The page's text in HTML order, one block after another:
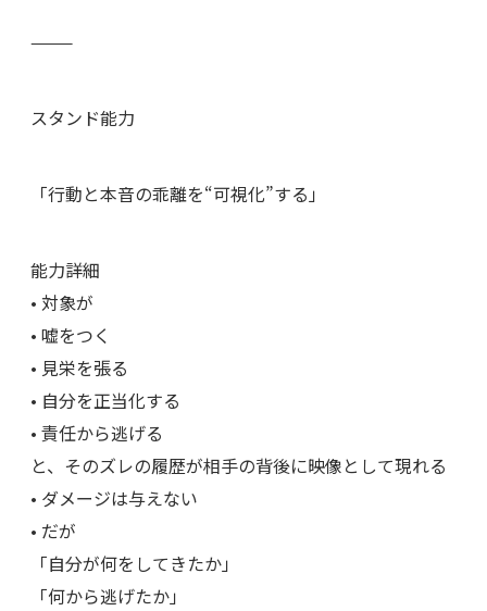
⸻
スタンド能力
「行動と本音の乖離を“可視化”する」
能力詳細
• 対象が
• 嘘をつく
• 見栄を張る
• 自分を正当化する
• 責任から逃げる
と、そのズレの履歴が相手の背後に映像として現れる
• ダメージは与えない
• だが
「自分が何をしてきたか」
「何から逃げたか」